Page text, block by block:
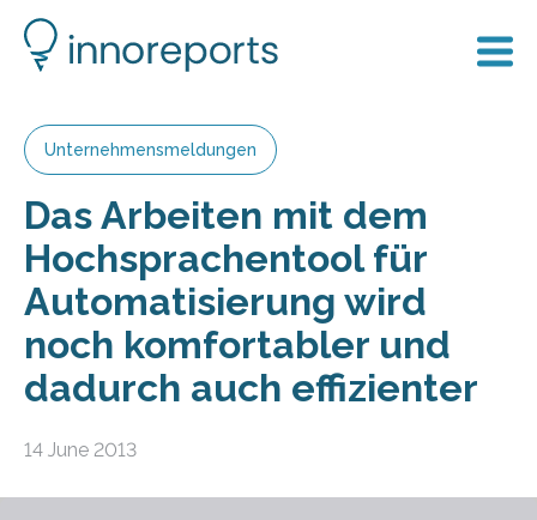
Unternehmensmeldungen
Das Arbeiten mit dem
Hochsprachentool für
Automatisierung wird
noch komfortabler und
dadurch auch effizienter
14 June 2013